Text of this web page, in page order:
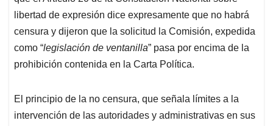
libertad de expresión dice expresamente que no habrá
censura y dijeron que la solicitud la Comisión, expedida
como “legislación de ventanilla” pasa por encima de la
prohibición contenida en la Carta Política.
El principio de la no censura, que señala límites a la
intervención de las autoridades y administrativas en sus